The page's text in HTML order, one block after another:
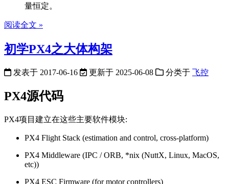
量恒定。
阅读全文 »
初学PX4之大体构架
发表于 2017-06-16 更新于 2025-06-08 分类于 飞控
PX4源代码
PX4项目建立在这些主要软件模块:
PX4 Flight Stack (estimation and control, cross-platform)
PX4 Middleware (IPC / ORB, *nix (NuttX, Linux, MacOS,
etc))
PX4 ESC Firmware (for motor controllers)